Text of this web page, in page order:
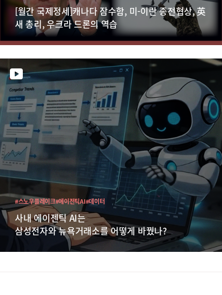
[월간 국제정세]캐나다 잠수함, 미-이란 종전협상, 英
새 총리, 우크라 드론의 역습
사내 에이젠틱 AI는
삼성전자와 뉴욕거래소를 어떻게 바꿨나?
#스노우플레이크#에이전틱AI#데이터